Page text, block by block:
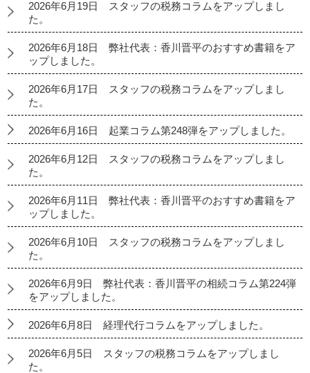
2026年6月19日 スタッフの税務コラムをアップしまし
た。
2026年6月18日 弊社代表：香川晋平のおすすめ書籍をア
ップしました。
2026年6月17日 スタッフの税務コラムをアップしまし
た。
2026年6月16日 起業コラム第248弾をアップしました。
2026年6月12日 スタッフの税務コラムをアップしまし
た。
2026年6月11日 弊社代表：香川晋平のおすすめ書籍をア
ップしました。
2026年6月10日 スタッフの税務コラムをアップしまし
た。
2026年6月9日 弊社代表：香川晋平の相続コラム第224弾
をアップしました。
2026年6月8日 経理代行コラムをアップしました。
2026年6月5日 スタッフの税務コラムをアップしまし
た。